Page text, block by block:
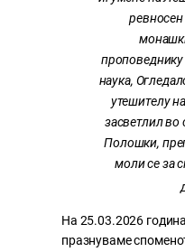
проповеднику
наука,
утешителу
засветлил во
Полошки,
моли се за
На 25.03.2026
празнуваме